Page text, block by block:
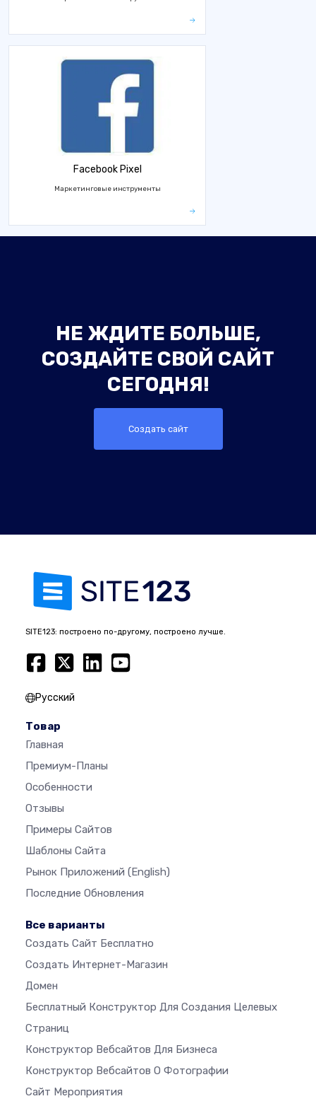
Facebook Pixel
Маркетинговые инструменты
НЕ ЖДИТЕ БОЛЬШЕ,
СОЗДАЙТЕ СВОЙ САЙТ
СЕГОДНЯ!
Создать сайт
SITE123: построено по-другому, построено лучше.
Русский
Товар
Главная
Премиум-Планы
Особенности
Отзывы
Примеры Сайтов
Шаблоны Сайта
Рынок Приложений (English)
Последние Обновления
Все варианты
Создать Сайт Бесплатно
Создать Интернет-Магазин
Домен
Бесплатный Конструктор Для Создания Целевых
Страниц
Конструктор Вебсайтов Для Бизнеса
Конструктор Вебсайтов О Фотографии
Сайт Мероприятия